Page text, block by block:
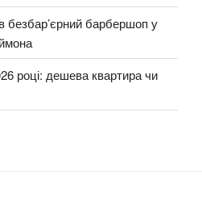
безбар’єрний барбершоп у
році: дешева квартира чи